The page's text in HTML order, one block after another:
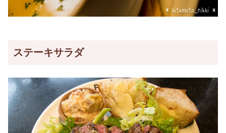
ステーキサラダ